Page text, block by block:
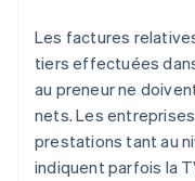
Les factures
tiers effectuées
au preneur ne
nets. Les
prestations tant au
indiquent parfois la